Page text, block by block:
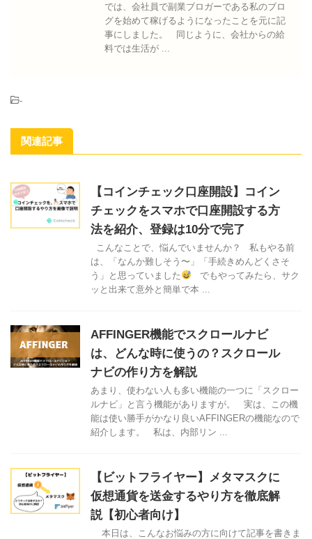
では、会社員で副業ブロガーである私のブロ
グを始めて稼げるようになったことを元に記
事にしました。 同じように、会社からの給
料では生活が ...
-
関連記事
【コインチェック口座開設】コイン
チェックをスマホで口座開設する方
法を紹介、登録は10分で完了
こんなことで、悩んでいませんか？ 私もやる前
は、「なんか難しそう〜」「手続きめんどくさそ
う」と思っていました
でもやってみたら、サク
ッと出来て意外と簡単で本 ...
AFFINGER機能でスクロールナビ
は、どんな時に使うの？スクロール
ナビの作り方を解説
あまり、使わない人も多い機能の一つに「スクロー
ルナビ」と言う機能がありますが。 実は、この機
能は使い勝手がかなり良いAFFINGERの機能なので
紹介します。 私は、内部リン ...
【ビットフライヤー】メタマスクに
仮想通貨を送金するやり方を徹底解
説【初心者向け】
本日は、こんなお悩みの方に向けて記事を書きま